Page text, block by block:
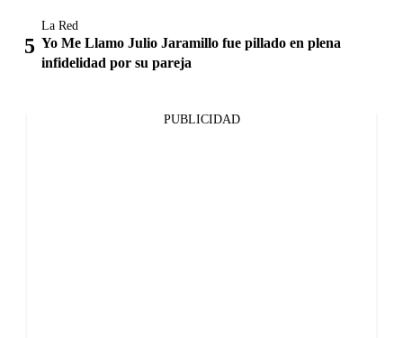
La Red
Yo Me Llamo Julio Jaramillo fue pillado en plena
infidelidad por su pareja
PUBLICIDAD